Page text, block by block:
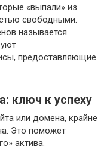
«выпали» из
свободными.
называется
предоставляющие
ключ к успеху
или домена, крайне
Это поможет
актива.